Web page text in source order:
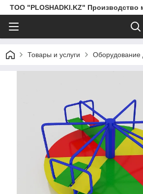
ТОО "PLOSHADKI.KZ"
Товары и услуги Оборудование